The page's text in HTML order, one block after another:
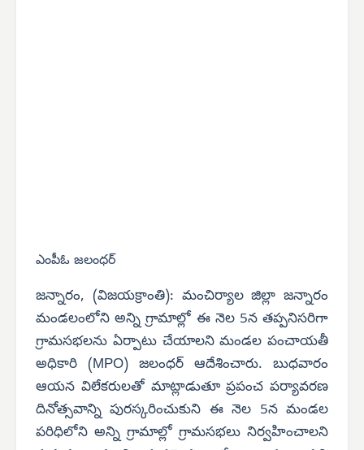
ఎంపీఓ జలంధర్
జన్నారం, (విజయక్రాంతి): మంచిర్యాల జిల్లా జన్నారం
మండలంలోని అన్ని గ్రామాల్లో ఈ నెల 5న తప్పనిసరిగా
గ్రామసభలను ఏర్పాటు చేయాలని మండల పంచాయతీ
అధికారి (MPO) జలంధర్ ఆదేశించారు. బుధవారం
ఆయన విలేకరులతో మాట్లాడుతూ ప్రపంచ పర్యావరణ
దినోత్సవాన్ని పురస్కరించుకుని ఈ నెల 5న మండల
పరిధిలోని అన్ని గ్రామాల్లో గ్రామసభలు నిర్వహించాలని